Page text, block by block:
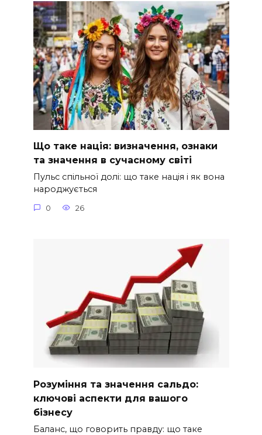
Що таке нація: визначення, ознаки
та значення в сучасному світі
Пульс спільної долі: що таке нація і як вона
народжується
0 26
Розуміння та значення сальдо:
ключові аспекти для вашого
бізнесу
Баланс, що говорить правду: що таке